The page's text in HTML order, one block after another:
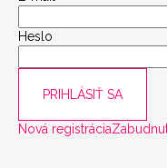
Heslo
PRIHLÁSIŤ SA
Nová registrácia